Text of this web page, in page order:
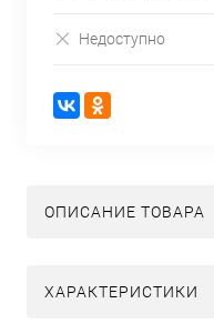
Недоступно
ОПИСАНИЕ ТОВАРА
ХАРАКТЕРИСТИКИ